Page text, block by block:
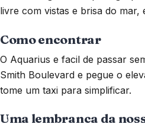
livre com vistas e brisa do mar,
Como encontrar
O Aquarius e facil de passar
Smith Boulevard e pegue o
tome um taxi para simplificar.
Uma lembranca da